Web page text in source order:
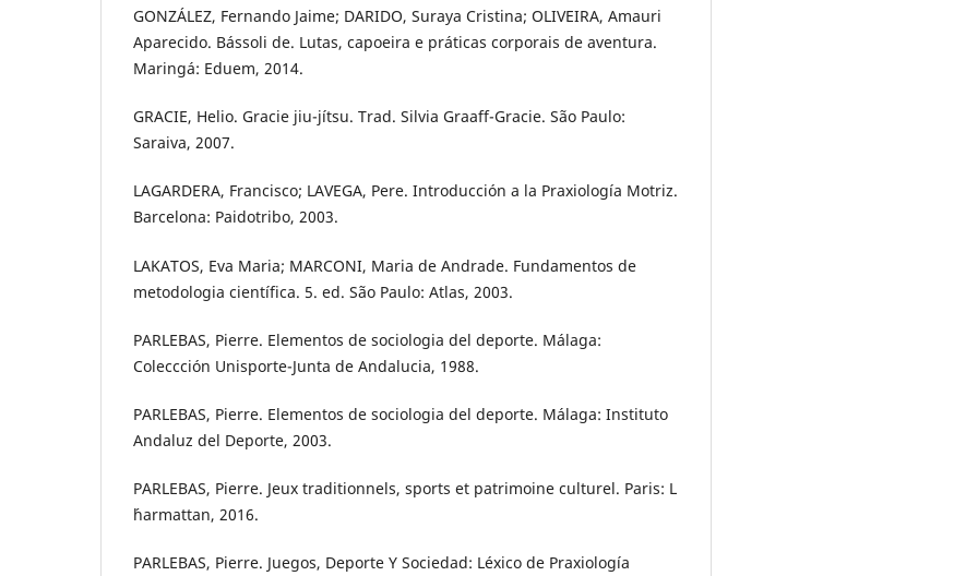
GONZÁLEZ, Fernando Jaime; DARIDO, Suraya Cristina; OLIVEIRA, Amauri
Aparecido. Bássoli de. Lutas, capoeira e práticas corporais de aventura.
Maringá: Eduem, 2014.
GRACIE, Helio. Gracie jiu-jítsu. Trad. Silvia Graaff-Gracie. São Paulo:
Saraiva, 2007.
LAGARDERA, Francisco; LAVEGA, Pere. Introducción a la Praxiología Motriz.
Barcelona: Paidotribo, 2003.
LAKATOS, Eva Maria; MARCONI, Maria de Andrade. Fundamentos de
metodologia científica. 5. ed. São Paulo: Atlas, 2003.
PARLEBAS, Pierre. Elementos de sociologia del deporte. Málaga:
Coleccción Unisporte-Junta de Andalucia, 1988.
PARLEBAS, Pierre. Elementos de sociologia del deporte. Málaga: Instituto
Andaluz del Deporte, 2003.
PARLEBAS, Pierre. Jeux traditionnels, sports et patrimoine culturel. Paris: L
´harmattan, 2016.
PARLEBAS, Pierre. Juegos, Deporte Y Sociedad: Léxico de Praxiología